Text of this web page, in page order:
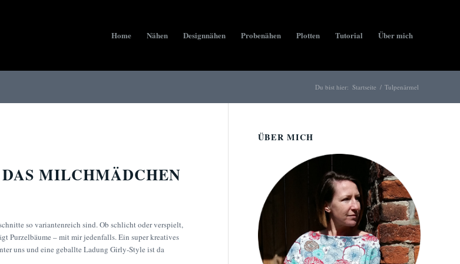
Home Nähen Designnähen Probenähen Plotten Tutorial Über mich
Du bist hier: Startseite / Tulpenärmel
MILCHMÄDCHEN
so variantenreich sind. Ob schlicht oder verspielt,
Purzelbäume – mit mir jedenfalls. Ein super kreatives
uns und eine geballte Ladung Girly-Style ist da
ÜBER MICH